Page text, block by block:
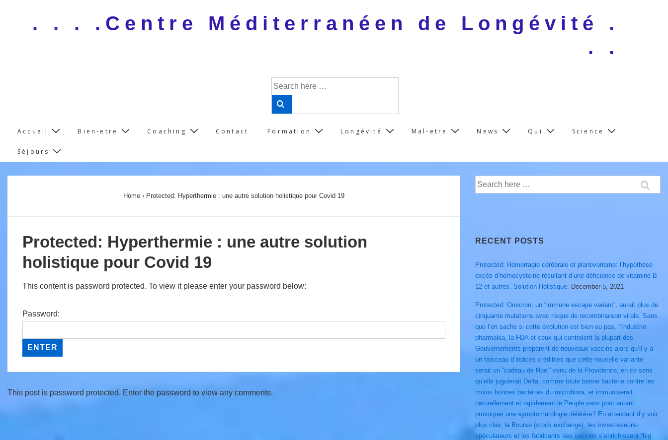
. . . .Centre Méditerranéen de Longévité .
. .
Search
for:
Main
Navigation
Accueil Bien-etre Coaching Contact Formation Longévité Mal-etre News Qui Science
Séjours
Home › Protected: Hyperthermie : une autre solution holistique pour Covid 19
Protected: Hyperthermie : une autre solution
holistique pour Covid 19
This content is password protected. To view it please enter your password below:
Password:
This post is password protected. Enter the password to view any comments.
Search
for:
RECENT POSTS
Protected: Hémorragie cérébrale et plantivorisme: l’hypothèse
excès d’homocysteine résultant d’une déficience de vitamine B
12 et autres. Solution Holistique. December 5, 2021
Protected: Omicron, un “immune escape variant”, aurait plus de
cinquante mutations avec risque de recombinaison virale. Sans
que l’on sache si cette évolution est bien ou pas, l’Industrie
pharmakia, la FDA et ceux qui controlent la plupart des
Gouvernements préparent de nouveaux vaccins alors qu’il y a
un faisceau d’indices crédibles que cette nouvelle variante
serait un “cadeau de Noel” venu de la Providence, en ce sens
qu’elle jugulerait Delta, comme toute bonne bactérie contre les
moins bonnes bactéries du microbiota, et immuniserait
naturellement et rapidement le Peuple sans pour autant
provoquer une symptomatologie délétère ! En attendant d’y voir
plus clair, la Bourse (stock exchange), les investisseurs-
spéculateurs et les fabricants des vaccins s’enrichissent “big